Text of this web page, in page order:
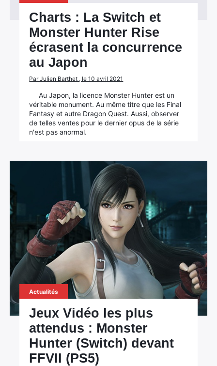
Charts : La Switch et
Monster Hunter Rise
écrasent la concurrence
au Japon
Par Julien Barthet , le 10 avril 2021
Au Japon, la licence Monster Hunter est un
véritable monument. Au même titre que les Final
Fantasy et autre Dragon Quest. Aussi, observer
de telles ventes pour le dernier opus de la série
n'est pas anormal.
Actualités
Jeux Vidéo les plus
attendus : Monster
Hunter (Switch) devant
FFVII (PS5)